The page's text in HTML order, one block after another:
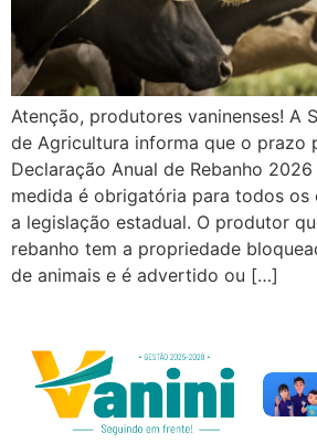
Atenção, produtores vaninenses! A
de Agricultura informa que o prazo
Declaração Anual de Rebanho
medida é obrigatória para todos os
a legislação estadual. O produtor
rebanho tem a propriedade
de animais e é advertido ou […]